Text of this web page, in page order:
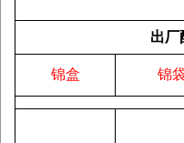
出厂
锦盒 锦